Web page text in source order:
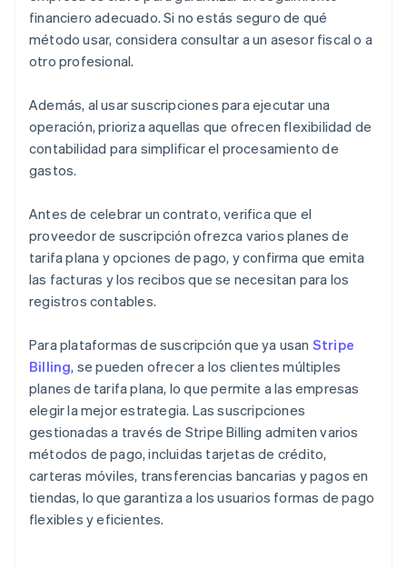
financiero adecuado. Si no estás seguro de qué
método usar, considera consultar a un asesor fiscal o a
otro profesional.
Además, al usar suscripciones para ejecutar una
operación, prioriza aquellas que ofrecen flexibilidad de
contabilidad para simplificar el procesamiento de
gastos.
Antes de celebrar un contrato, verifica que el
proveedor de suscripción ofrezca varios planes de
tarifa plana y opciones de pago, y confirma que emita
las facturas y los recibos que se necesitan para los
registros contables.
Para plataformas de suscripción que ya usan Stripe
Billing, se pueden ofrecer a los clientes múltiples
planes de tarifa plana, lo que permite a las empresas
elegir la mejor estrategia. Las suscripciones
gestionadas a través de Stripe Billing admiten varios
métodos de pago, incluidas tarjetas de crédito,
carteras móviles, transferencias bancarias y pagos en
tiendas, lo que garantiza a los usuarios formas de pago
flexibles y eficientes.